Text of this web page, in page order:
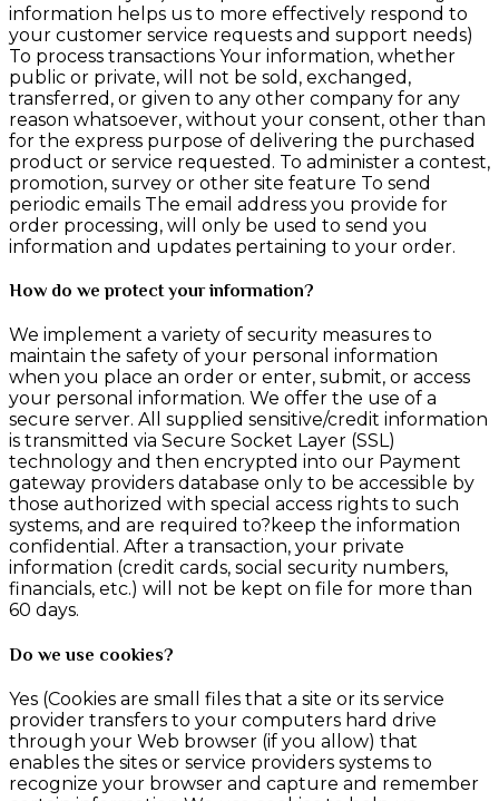
information helps us to more effectively respond to
your customer service requests and support needs)
To process transactions Your information, whether
public or private, will not be sold, exchanged,
transferred, or given to any other company for any
reason whatsoever, without your consent, other than
for the express purpose of delivering the purchased
product or service requested. To administer a contest,
promotion, survey or other site feature To send
periodic emails The email address you provide for
order processing, will only be used to send you
information and updates pertaining to your order.
How do we protect your information?
We implement a variety of security measures to
maintain the safety of your personal information
when you place an order or enter, submit, or access
your personal information. We offer the use of a
secure server. All supplied sensitive/credit information
is transmitted via Secure Socket Layer (SSL)
technology and then encrypted into our Payment
gateway providers database only to be accessible by
those authorized with special access rights to such
systems, and are required to?keep the information
confidential. After a transaction, your private
information (credit cards, social security numbers,
financials, etc.) will not be kept on file for more than
60 days.
Do we use cookies?
Yes (Cookies are small files that a site or its service
provider transfers to your computers hard drive
through your Web browser (if you allow) that
enables the sites or service providers systems to
recognize your browser and capture and remember